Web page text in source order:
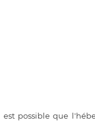
possible que